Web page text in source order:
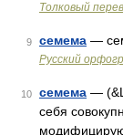
Толковый
9 семема —
Русский
10 семема —
себя